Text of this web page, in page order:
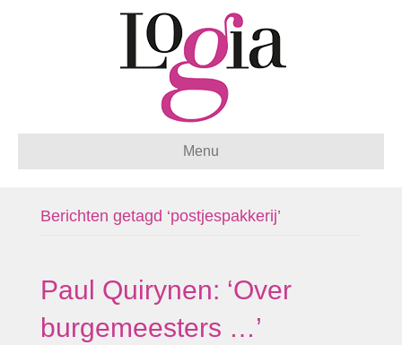
Menu
Berichten getagd ‘postjespakkerij’
Paul Quirynen: ‘Over
burgemeesters …’